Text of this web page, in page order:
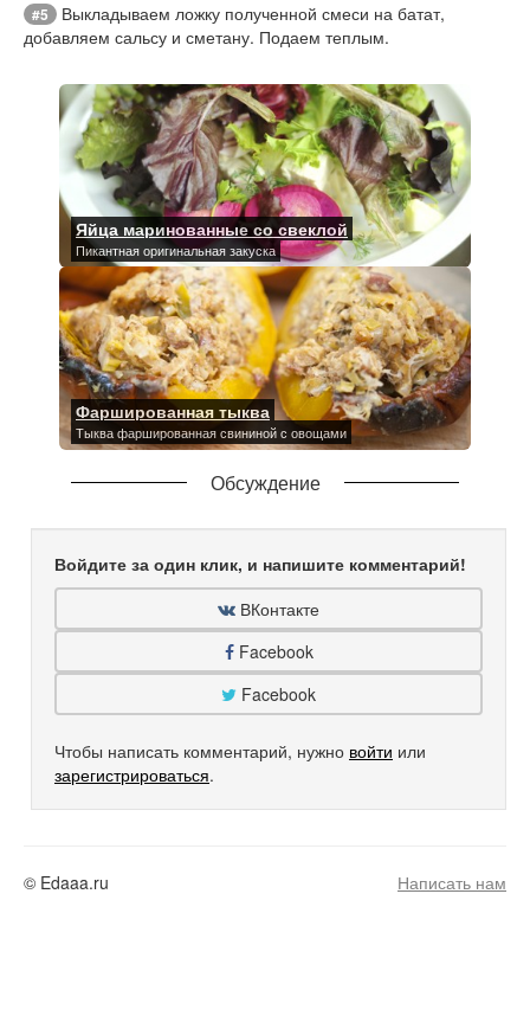
#5
Выкладываем ложку полученной смеси на батат,
добавляем сальсу и сметану. Подаем теплым.
Яйца маринованные со свеклой
Пикантная оригинальная закуска
Фаршированная тыква
Тыква фаршированная свининой с овощами
Обсуждение
Войдите за один клик, и напишите комментарий!
ВКонтакте
Facebook
Facebook
Чтобы написать комментарий, нужно войти или
зарегистрироваться.
Написать нам
© Edaaa.ru